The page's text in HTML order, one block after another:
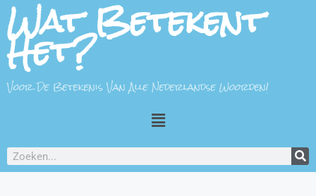
Wat Betekent
Het?
Voor De Betekenis Van Alle Nederlandse Woorden!